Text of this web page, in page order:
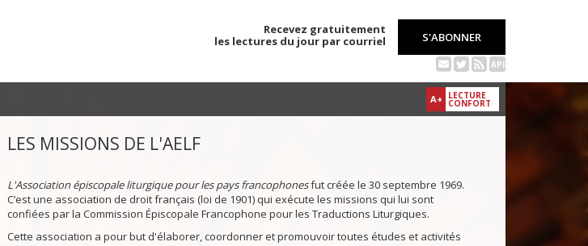
Recevez gratuitement
les lectures du jour par courriel
S'ABONNER
API
A+ LECTURE
CONFORT
LES MISSIONS DE L'AELF
L'Association épiscopale liturgique pour les pays francophonesfut créée le 30 septembre 1969.
C’est une association de droit français (loi de 1901) qui exécute les missions qui lui sont
confiées par la Commission Épiscopale Francophone pour les Traductions Liturgiques.
Cette association a pour but d'élaborer, coordonner et promouvoir toutes études et activités